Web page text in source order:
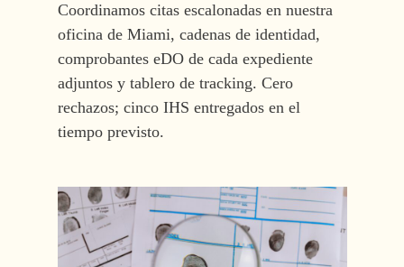
Coordinamos citas escalonadas en nuestra
oficina de Miami, cadenas de identidad,
comprobantes eDO de cada expediente
adjuntos y tablero de tracking. Cero
rechazos; cinco IHS entregados en el
tiempo previsto.